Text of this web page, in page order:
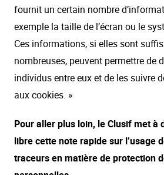
fournit un certain nombre
exemple la taille de l’écran ou le
Ces informations, si elles sont
nombreuses, peuvent permettre de
individus entre eux et de les suivre
aux cookies. »
Pour aller plus loin, le Clusif met à
libre cette note rapide sur l’usage
traceurs en matière de protection